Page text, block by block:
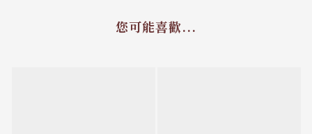
您可能喜歡...